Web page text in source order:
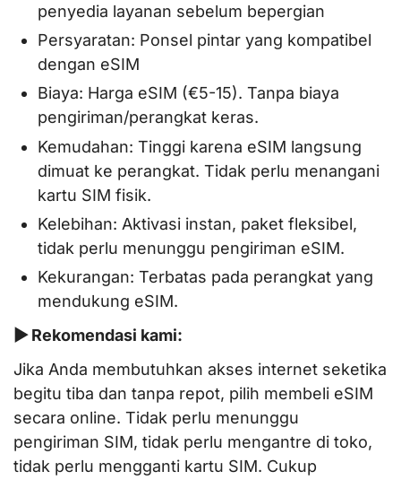
penyedia layanan sebelum bepergian
Persyaratan: Ponsel pintar yang kompatibel
dengan eSIM
Biaya: Harga eSIM (€5-15). Tanpa biaya
pengiriman/perangkat keras.
Kemudahan: Tinggi karena eSIM langsung
dimuat ke perangkat. Tidak perlu menangani
kartu SIM fisik.
Kelebihan: Aktivasi instan, paket fleksibel,
tidak perlu menunggu pengiriman eSIM.
Kekurangan: Terbatas pada perangkat yang
mendukung eSIM.
▶ Rekomendasi kami:
Jika Anda membutuhkan akses internet seketika
begitu tiba dan tanpa repot, pilih membeli eSIM
secara online. Tidak perlu menunggu
pengiriman SIM, tidak perlu mengantre di toko,
tidak perlu mengganti kartu SIM. Cukup